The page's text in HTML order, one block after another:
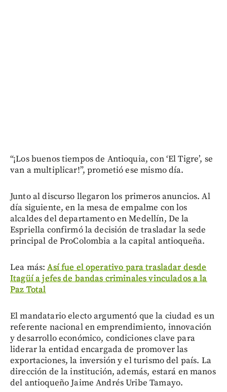
“¡Los buenos tiempos de Antioquia, con ‘El Tigre’, se
van a multiplicar!”, prometió ese mismo día.
Junto al discurso llegaron los primeros anuncios. Al
día siguiente, en la mesa de empalme con los
alcaldes del departamento en Medellín, De la
Espriella confirmó la decisión de trasladar la sede
principal de ProColombia a la capital antioqueña.
Lea más:Así fue el operativo para trasladar desde
Itagüí a jefes de bandas criminales vinculados a la
Paz Total
El mandatario electo argumentó que la ciudad es un
referente nacional en emprendimiento, innovación
y desarrollo económico, condiciones clave para
liderar la entidad encargada de promover las
exportaciones, la inversión y el turismo del país. La
dirección de la institución, además, estará en manos
del antioqueño Jaime Andrés Uribe Tamayo.